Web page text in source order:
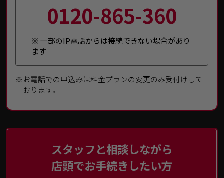
0120-865-360
※ 一部のIP電話からは接続できない場合があり
ます
※お電話での申込みは料金プランの変更のみ受付けして
おります。
スタッフと相談しながら
店頭でお手続きしたい方